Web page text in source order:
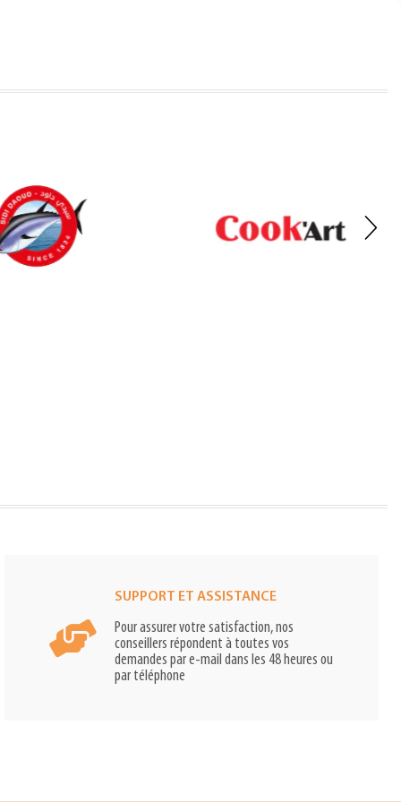
SUPPORT ET ASSISTANCE
Pour assurer votre satisfaction, nos
conseillers répondent à toutes vos
demandes par e-mail dans les 48 heures ou
par téléphone